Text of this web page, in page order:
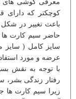
معرفی گوشی های
کوچکتر که دارای
باعث تغییر در
حاضر سیم کارت ها
سایز کامل ( سایز
عرضه و مورد
با توجه به نقش
رفتار زندگی بشر،
زیرا سیم کارت ها